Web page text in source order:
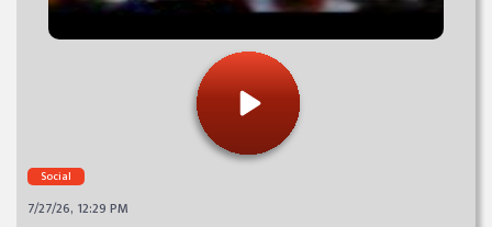
Social
7/27/26, 12:29 PM